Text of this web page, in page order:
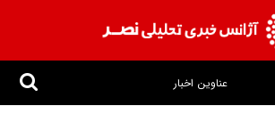
عناوین اخبار